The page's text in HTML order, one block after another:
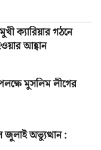
ক্যারিয়ার গঠনে
আহ্বান
মুসলিম লীগের
জুলাই অভ্যুত্থান :